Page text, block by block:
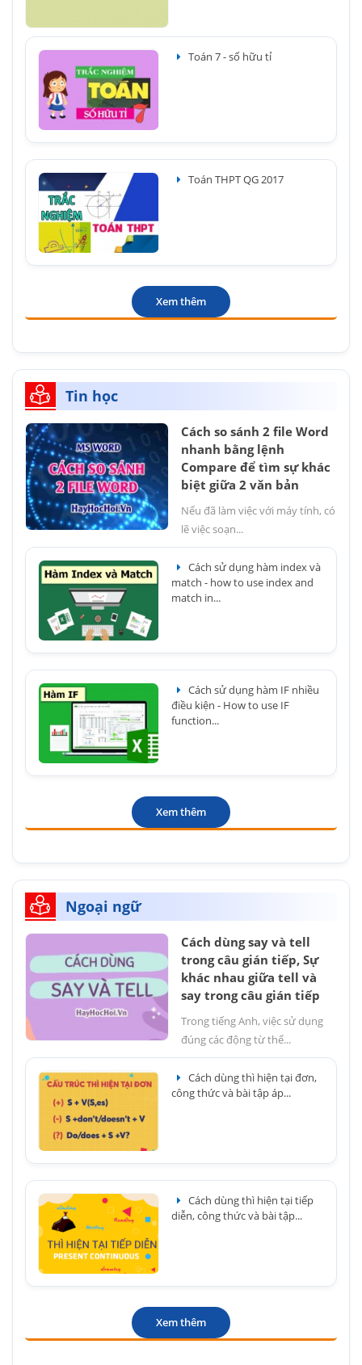
Toán 7 - số hữu tỉ
Toán THPT QG 2017
Xem thêm
Tin học
Cách so sánh 2 file Word
nhanh bằng lệnh
Compare để tìm sự khác
biệt giữa 2 văn bản
Nếu đã làm việc với máy tính, có
lẽ việc soạn...
Cách sử dụng hàm index và
match - how to use index and
match in...
Cách sử dụng hàm IF nhiều
điều kiện - How to use IF
function...
Xem thêm
Ngoại ngữ
Cách dùng say và tell
trong câu gián tiếp, Sự
khác nhau giữa tell và
say trong câu gián tiếp
Trong tiếng Anh, việc sử dụng
đúng các động từ thể...
Cách dùng thì hiện tại đơn,
công thức và bài tập áp...
Cách dùng thì hiện tại tiếp
diễn, công thức và bài tập...
Xem thêm